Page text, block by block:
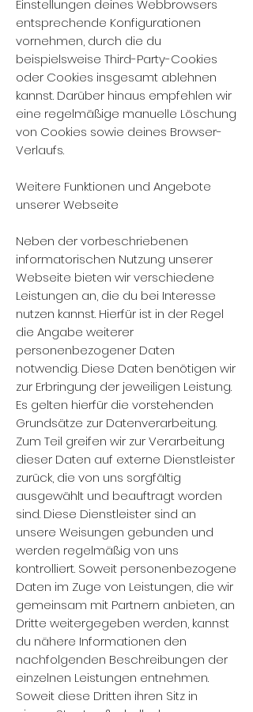
Einstellungen deines Webbrowsers
entsprechende Konfigurationen
vornehmen, durch die du
beispielsweise Third-Party-Cookies
oder Cookies insgesamt ablehnen
kannst. Darüber hinaus empfehlen wir
eine regelmäßige manuelle Löschung
von Cookies sowie deines Browser-
Verlaufs.
Weitere Funktionen und Angebote
unserer Webseite
Neben der vorbeschriebenen
informatorischen Nutzung unserer
Webseite bieten wir verschiedene
Leistungen an, die du bei Interesse
nutzen kannst. Hierfür ist in der Regel
die Angabe weiterer
personenbezogener Daten
notwendig. Diese Daten benötigen wir
zur Erbringung der jeweiligen Leistung.
Es gelten hierfür die vorstehenden
Grundsätze zur Datenverarbeitung.
Zum Teil greifen wir zur Verarbeitung
dieser Daten auf externe Dienstleister
zurück, die von uns sorgfältig
ausgewählt und beauftragt worden
sind. Diese Dienstleister sind an
unsere Weisungen gebunden und
werden regelmäßig von uns
kontrolliert. Soweit personenbezogene
Daten im Zuge von Leistungen, die wir
gemeinsam mit Partnern anbieten, an
Dritte weitergegeben werden, kannst
du nähere Informationen den
nachfolgenden Beschreibungen der
einzelnen Leistungen entnehmen.
Soweit diese Dritten ihren Sitz in